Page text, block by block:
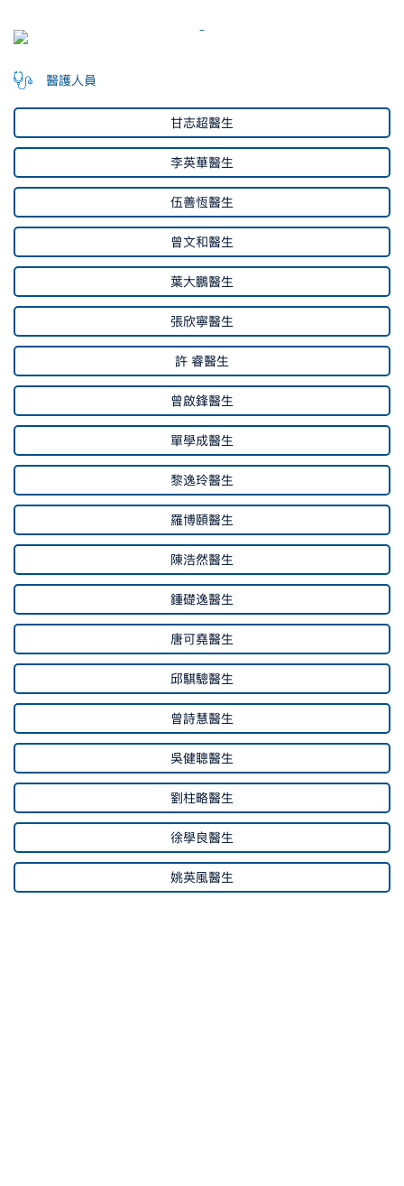
醫護人員
甘志超醫生
李英華醫生
伍善恆醫生
曾文和醫生
葉大鵬醫生
張欣寧醫生
許 睿醫生
曾啟鋒醫生
單學成醫生
黎逸玲醫生
羅博頤醫生
陳浩然醫生
鍾礎逸醫生
唐可堯醫生
邱騏驄醫生
曾詩慧醫生
吳健聰醫生
劉柱略醫生
徐學良醫生
姚英風醫生